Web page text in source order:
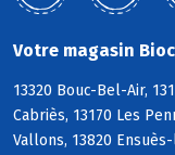
Votre magasin
13320 Bouc-Bel-Air,
Cabriès, 13170 Les
Vallons, 13820